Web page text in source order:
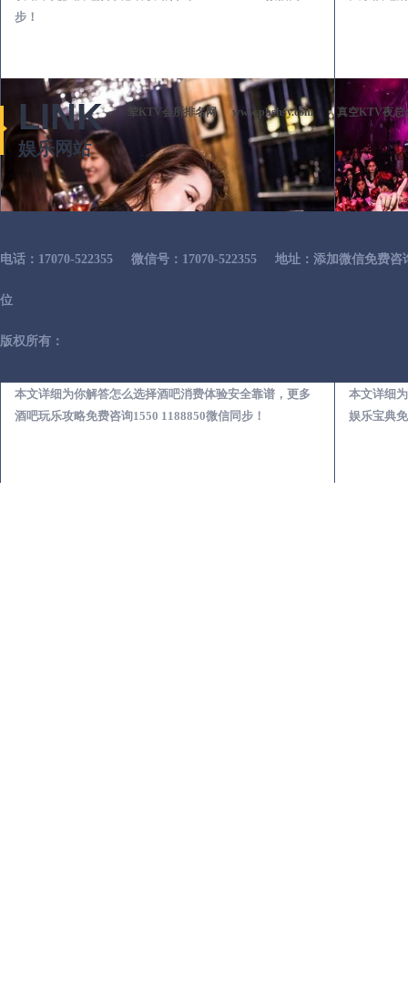
步！
本文详细为你解答怎么选择酒吧消费体验安全靠谱，更多
酒吧玩乐攻略免费咨询1550 1188850微信同步！
本文详细
娱乐宝典
LINK
娱乐网站
荤KTV会所排名网 www.phshsy.com 真空KTV夜总
电话：17070-522355 微信号：17070-522355 地址：添加微信免费咨
位
版权所有：